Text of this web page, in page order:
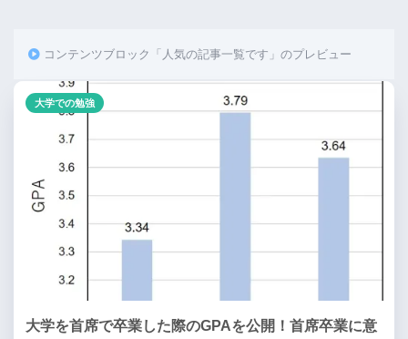
コンテンツブロック「人気の記事一覧です」のプレビュー
大学を首席で卒業した際のGPAを公開！首席卒業に意
大学での勉強